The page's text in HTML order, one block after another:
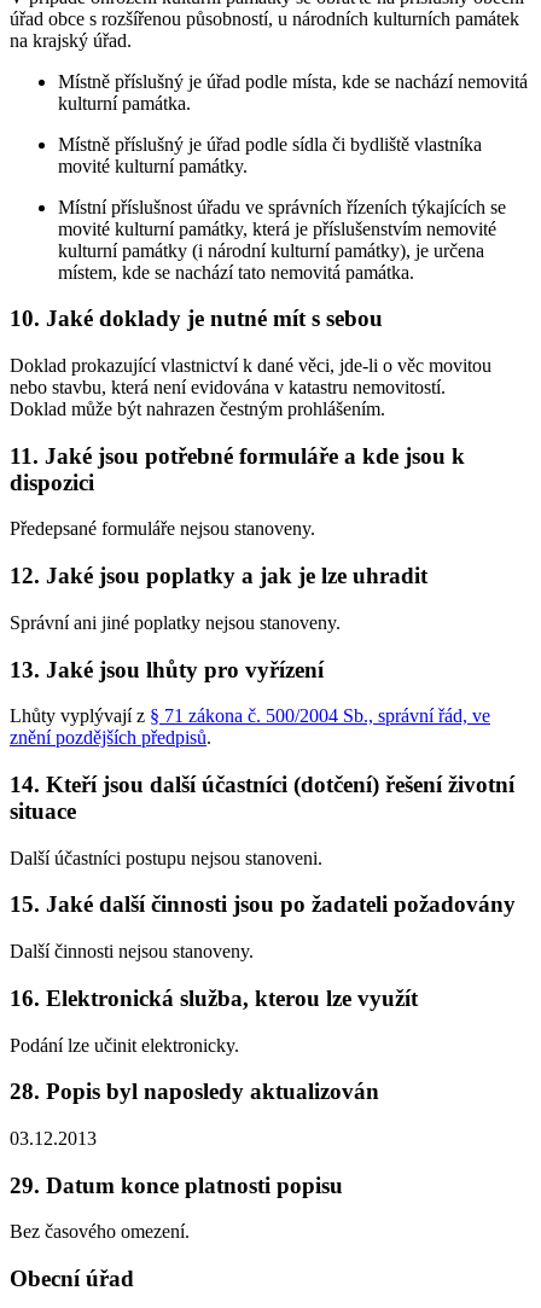
úřad obce s rozšířenou působností, u národních kulturních památek
na krajský úřad.
Místně příslušný je úřad podle místa, kde se nachází nemovitá
kulturní památka.
Místně příslušný je úřad podle sídla či bydliště vlastníka
movité kulturní památky.
Místní příslušnost úřadu ve správních řízeních týkajících se
movité kulturní památky, která je příslušenstvím nemovité
kulturní památky (i národní kulturní památky), je určena
místem, kde se nachází tato nemovitá památka.
10. Jaké doklady je nutné mít s sebou
Doklad prokazující vlastnictví k dané věci, jde-li o věc movitou
nebo stavbu, která není evidována v katastru nemovitostí.
Doklad může být nahrazen čestným prohlášením.
11. Jaké jsou potřebné formuláře a kde jsou k
dispozici
Předepsané formuláře nejsou stanoveny.
12. Jaké jsou poplatky a jak je lze uhradit
Správní ani jiné poplatky nejsou stanoveny.
13. Jaké jsou lhůty pro vyřízení
Lhůty vyplývají z § 71 zákona č. 500/2004 Sb., správní řád, ve
znění pozdějších předpisů.
14. Kteří jsou další účastníci (dotčení) řešení životní
situace
Další účastníci postupu nejsou stanoveni.
15. Jaké další činnosti jsou po žadateli požadovány
Další činnosti nejsou stanoveny.
16. Elektronická služba, kterou lze využít
Podání lze učinit elektronicky.
28. Popis byl naposledy aktualizován
03.12.2013
29. Datum konce platnosti popisu
Bez časového omezení.
Obecní úřad